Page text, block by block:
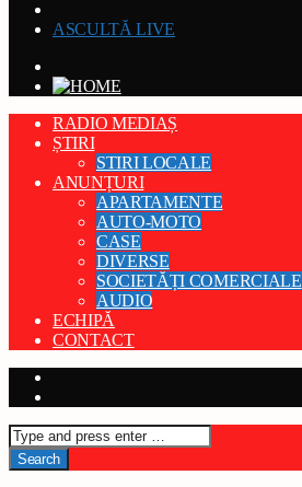
ASCULTĂ LIVE
RADIO MEDIAȘ
ȘTIRI
STIRI LOCALE
ANUNȚURI
APARTAMENTE
AUTO-MOTO
CASE
DIVERSE
SOCIETĂȚI COMERCIALE
AUDIO
ECHIPĂ
CONTACT